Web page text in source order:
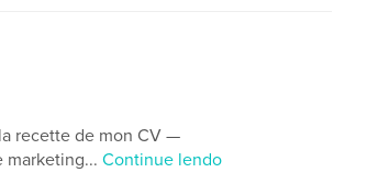
recette de mon CV —
marketing... Continue lendo